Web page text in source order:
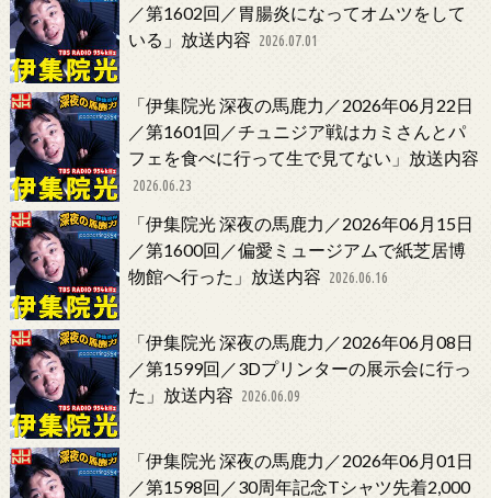
／第1602回／胃腸炎になってオムツをして
いる」放送内容 2026.07.01
「伊集院光 深夜の馬鹿力／2026年06月22日
／第1601回／チュニジア戦はカミさんとパ
フェを食べに行って生で見てない」放送内容
2026.06.23
「伊集院光 深夜の馬鹿力／2026年06月15日
／第1600回／偏愛ミュージアムで紙芝居博
物館へ行った」放送内容 2026.06.16
「伊集院光 深夜の馬鹿力／2026年06月08日
／第1599回／3Dプリンターの展示会に行っ
た」放送内容 2026.06.09
「伊集院光 深夜の馬鹿力／2026年06月01日
／第1598回／30周年記念Tシャツ先着2,000